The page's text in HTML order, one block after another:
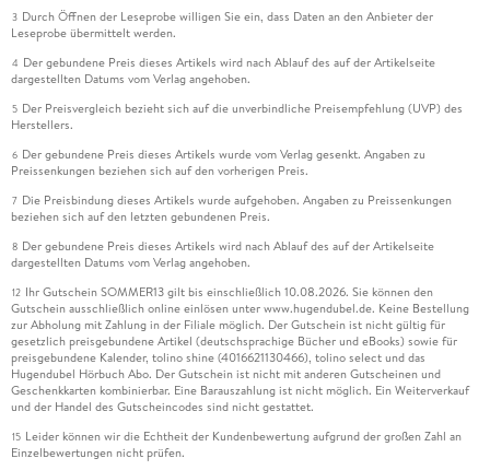
3 Durch Öffnen der Leseprobe willigen Sie ein, dass Daten an den Anbieter der
Leseprobe übermittelt werden.
4 Der gebundene Preis dieses Artikels wird nach Ablauf des auf der Artikelseite
dargestellten Datums vom Verlag angehoben.
5 Der Preisvergleich bezieht sich auf die unverbindliche Preisempfehlung (UVP) des
Herstellers.
6 Der gebundene Preis dieses Artikels wurde vom Verlag gesenkt. Angaben zu
Preissenkungen beziehen sich auf den vorherigen Preis.
7 Die Preisbindung dieses Artikels wurde aufgehoben. Angaben zu Preissenkungen
beziehen sich auf den letzten gebundenen Preis.
8 Der gebundene Preis dieses Artikels wird nach Ablauf des auf der Artikelseite
dargestellten Datums vom Verlag angehoben.
12 Ihr Gutschein SOMMER13 gilt bis einschließlich 10.08.2026. Sie können den
Gutschein ausschließlich online einlösen unter www.hugendubel.de. Keine Bestellung
zur Abholung mit Zahlung in der Filiale möglich. Der Gutschein ist nicht gültig für
gesetzlich preisgebundene Artikel (deutschsprachige Bücher und eBooks) sowie für
preisgebundene Kalender, tolino shine (4016621130466), tolino select und das
Hugendubel Hörbuch Abo. Der Gutschein ist nicht mit anderen Gutscheinen und
Geschenkkarten kombinierbar. Eine Barauszahlung ist nicht möglich. Ein Weiterverkauf
und der Handel des Gutscheincodes sind nicht gestattet.
15 Leider können wir die Echtheit der Kundenbewertung aufgrund der großen Zahl an
Einzelbewertungen nicht prüfen.